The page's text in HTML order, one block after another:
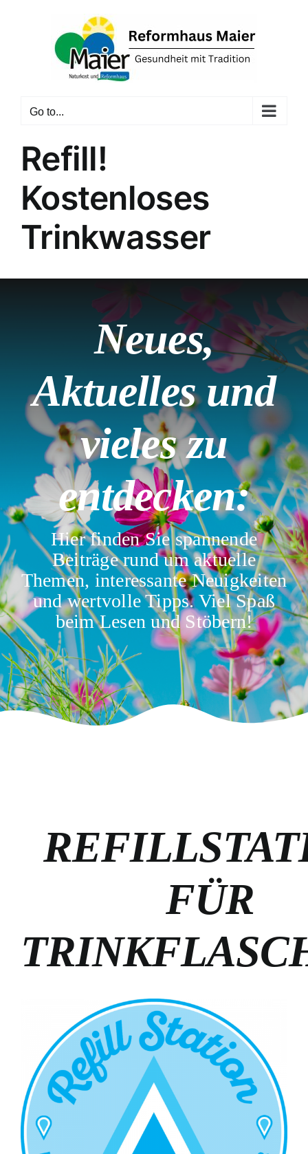
Go to...
Refill!
Kostenloses
Trinkwasser
Neues,
Aktuelles und
vieles zu
entdecken:
Hier finden Sie spannende
Beiträge rund um aktuelle
Themen, interessante Neuigkeiten
und wertvolle Tipps. Viel Spaß
beim Lesen und Stöbern!
FÜR